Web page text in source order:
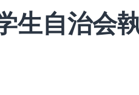
生自治会